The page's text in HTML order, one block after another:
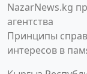
NazarNews.kg
агентства
Принципы
интересов в